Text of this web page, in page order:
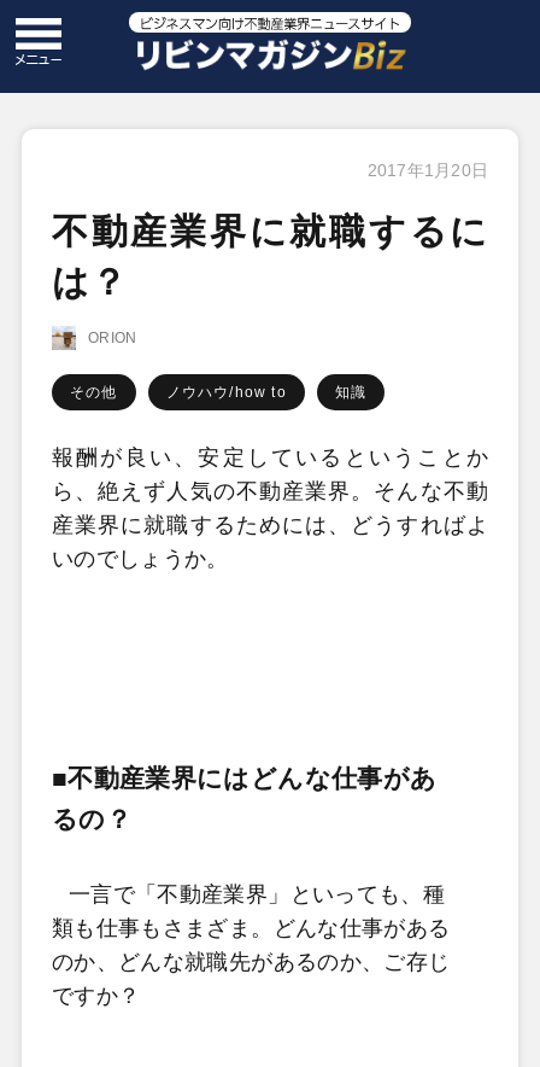
2017年1月20日
不動産業界に就職するに
は？
ORION
その他 ノウハウ/how to 知識
報酬が良い、安定しているということか
ら、絶えず人気の不動産業界。そんな不動
産業界に就職するためには、どうすればよ
いのでしょうか。
■不動産業界にはどんな仕事があ
るの？
一言で「不動産業界」といっても、種
類も仕事もさまざま。どんな仕事がある
のか、どんな就職先があるのか、ご存じ
ですか？